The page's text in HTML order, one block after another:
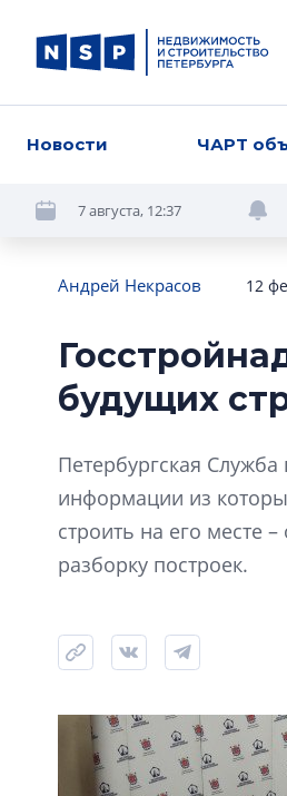
Новости ЧАРТ
7 августа, 12:37
Андрей Некрасов 12
будущих
Петербургская
информации из
строить на его месте
разборку построек.